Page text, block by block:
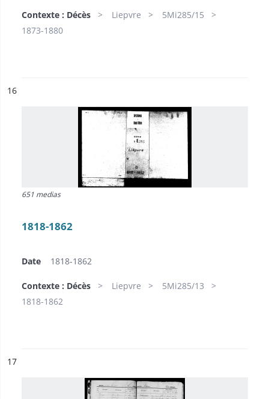
Contexte : Décès Liepvre
5Mi285/15
1873-1880
n°
16
651 medias
1818-1862
Date 1818-1862
Contexte : Décès Liepvre
5Mi285/13
1818-1862
n°
17